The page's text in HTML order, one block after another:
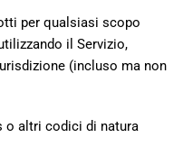
per qualsiasi scopo
il Servizio,
(incluso ma non
o altri codici di natura